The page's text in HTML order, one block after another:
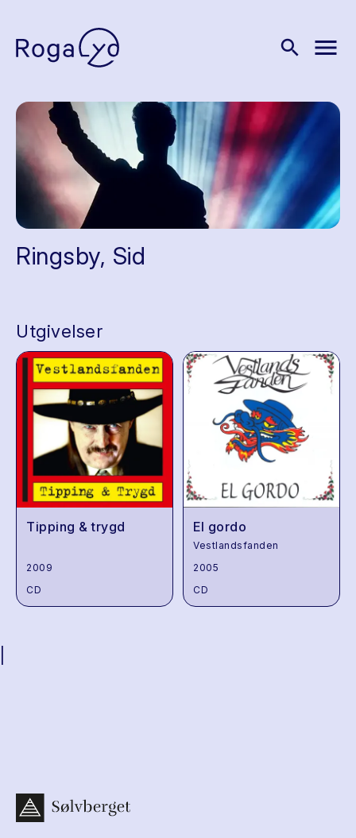
search menu
Ringsby, Sid
Utgivelser
Tipping & trygd
2009
CD
El gordo
Vestlandsfanden
2005
CD